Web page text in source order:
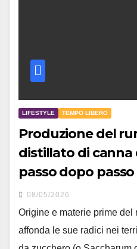
LIFESTYLE TEMPO LIBERO
Produzione del
distillato di canna
passo dopo passo
08/05/2026
Origine e materie prime del
affonda le sue radici nei